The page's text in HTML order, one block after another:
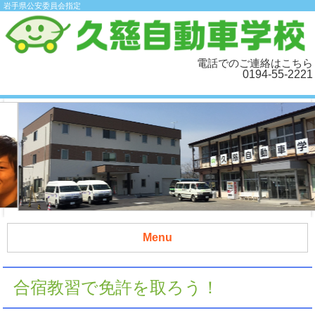
岩手県公安委員会指定
電話でのご連絡はこちら
0194-55-2221
Menu
合宿教習で免許を取ろう！
合宿教習で免許を取ろう！